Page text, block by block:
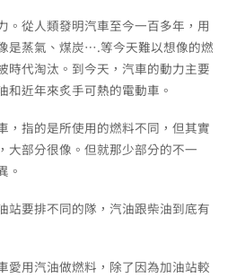
。從人類發明汽車至今一百多年，用
是蒸氣、煤炭….等今天難以想像的燃
時代淘汰。到今天，汽車的動力主要
和近年來炙手可熱的電動車。
，指的是所使用的燃料不同，但其實
大部分很像。但就那少部分的不一
。
站要排不同的隊，汽油跟柴油到底有
愛用汽油做燃料，除了因為加油站較